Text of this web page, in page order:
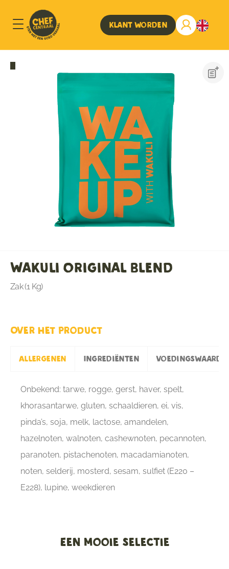
Klant worden
Wakuli Original Blend
Zak (1 Kg)
Over het product
Allergenen Ingrediënten
Onbekend: tarwe, rogge, gerst, haver, spelt,
khorasantarwe, gluten, schaaldieren, ei, vis,
pinda’s, soja, melk, lactose, amandelen,
hazelnoten, walnoten, cashewnoten, pecannoten,
paranoten, pistachenoten, macadamianoten,
noten, selderij, mosterd, sesam, sulfiet (E220 –
E228), lupine, weekdieren
Een mooie selectie